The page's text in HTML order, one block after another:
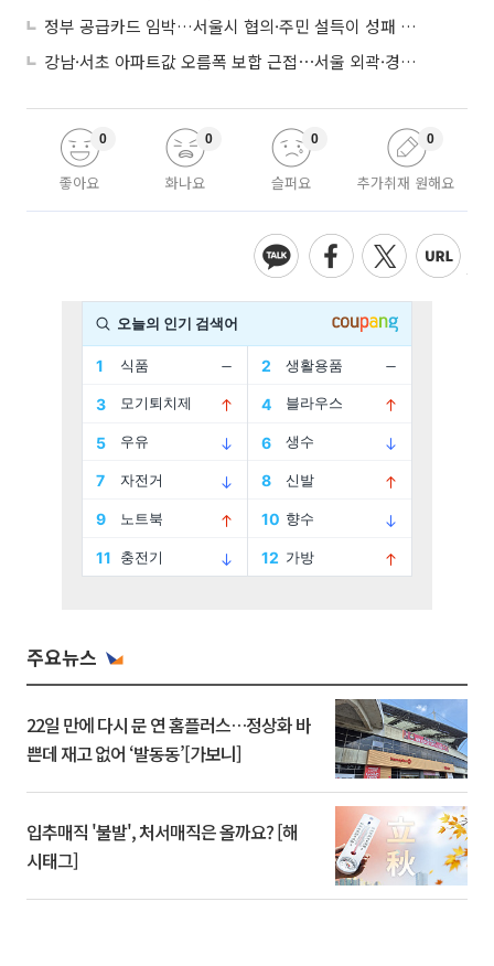
정부 공급카드 임박…서울시 협의·주민 설득이 성패 가른다
강남·서초 아파트값 오름폭 보합 근접⋯서울 외곽·경기 남부 중심 매수세
좋아요
0
화나요
0
슬퍼요
0
추가취재 원해요
0
주요뉴스
22일 만에 다시 문 연 홈플러스…정상화 바
쁜데 재고 없어 ‘발동동’[가보니]
입추매직 '불발', 처서매직은 올까요? [해
시태그]